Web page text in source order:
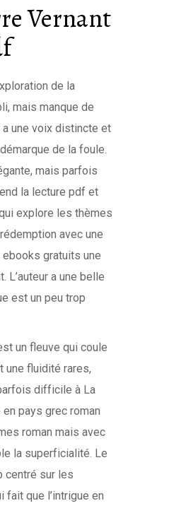
Vernant
de la
mais manque de
a une voix distincte et
de la foule.
mais parfois
la lecture pdf et
explore les thèmes
avec une
gratuits une
L’auteur a une belle
est un peu trop
un fleuve qui coule
une fluidité rares,
difficile à La
pays grec roman
roman mais avec
la superficialité. Le
centré sur les
fait que l’intrigue en